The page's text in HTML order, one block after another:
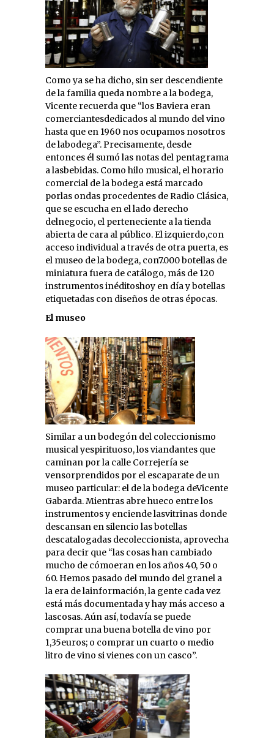
Como ya se ha dicho, sin ser descendiente
de la familia queda nombre a la bodega,
Vicente recuerda que “los Baviera eran
comerciantesdedicados al mundo del vino
hasta que en 1960 nos ocupamos nosotros
de labodega”. Precisamente, desde
entonces él sumó las notas del pentagrama
a lasbebidas. Como hilo musical, el horario
comercial de la bodega está marcado
porlas ondas procedentes de Radio Clásica,
que se escucha en el lado derecho
delnegocio, el perteneciente a la tienda
abierta de cara al público. El izquierdo,con
acceso individual a través de otra puerta, es
el museo de la bodega, con7.000 botellas de
miniatura fuera de catálogo, más de 120
instrumentos inéditoshoy en día y botellas
etiquetadas con diseños de otras épocas.
El museo
Similar a un bodegón del coleccionismo
musical yespirituoso, los viandantes que
caminan por la calle Correjería se
vensorprendidos por el escaparate de un
museo particular: el de la bodega deVicente
Gabarda. Mientras abre hueco entre los
instrumentos y enciende lasvitrinas donde
descansan en silencio las botellas
descatalogadas decoleccionista, aprovecha
para decir que “las cosas han cambiado
mucho de cómoeran en los años 40, 50 o
60. Hemos pasado del mundo del granel a
la era de lainformación, la gente cada vez
está más documentada y hay más acceso a
lascosas. Aún así, todavía se puede
comprar una buena botella de vino por
1,35euros; o comprar un cuarto o medio
litro de vino si vienes con un casco”.